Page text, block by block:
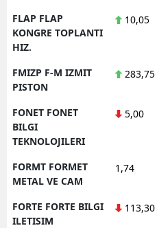
FLAP FLAP
KONGRE TOPLANTI
HIZ.
10,05
FMIZP F-M IZMIT
PISTON
283,75
FONET FONET
BILGI
TEKNOLOJILERI
5,00
FORMT FORMET
METAL VE CAM
1,74
FORTE FORTE BILGI
ILETISIM
113,30